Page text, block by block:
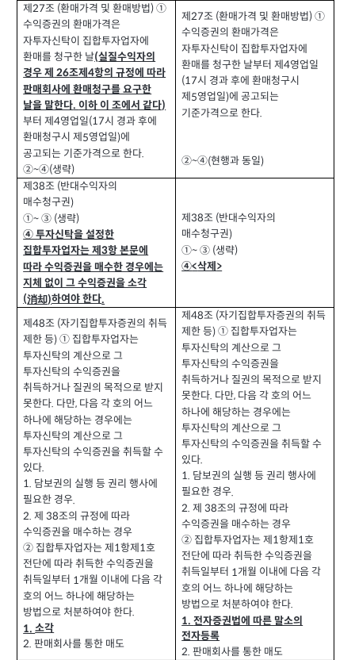
제27조 (환매가격 및 환매방법)①
수익증권의 환매가격은
자투자신탁이 집합투자업자에
환매를 청구한 날(실질수익자의
경우 제 26조제4항의 규정에 따라
판매회사에 환매청구를 요구한
날을 말한다. 이하 이 조에서 같다)
부터 제4영업일(17시 경과 후에
환매청구시 제 5영업일)에
공고되는 기준가격으로 한다.
②~④(생략)
제27조 (환매가격 및 환매방법)①
수익증권의 환매가격은
자투자신탁이 집합투자업자에
환매를 청구한 날부터 제4영업일
(17시 경과 후에 환매청구시
제 5영업일)에 공고되는
기준가격으로 한다.
②~④(현행과 동일)
제38조 (반대수익자의
매수청구권)
①~③ (생략)
④ 투자신탁을 설정한
집합투자업자는 제3항 본문에
따라 수익증권을 매수한 경우에는
지체 없이 그 수익증권을 소각
(消却)하여야 한다.
제38조 (반대수익자의
매수청구권)
①~③ (생략)
④<삭제 >
제48조 (자기집합투자증권의 취득
제한 등)① 집합투자업자는
투자신탁의 계산으로 그
투자신탁의 수익증권을
취득하거나 질권의 목적으로 받지
못한다. 다만, 다음 각 호의 어느
하나에 해당하는 경우에는
투자신탁의 계산으로 그
투자신탁의 수익증권을 취득할 수
있다.
1. 담보권의 실행 등 권리 행사에
필요한 경우.
2.제 38조의 규정에 따라
수익증권을 매수하는 경우
② 집합투자업자는 제 1항제 1호
전단에 따라 취득한 수익증권을
취득일부터 1개월 이내에 다음 각
호의 어느 하나에 해당하는
방법으로 처분하여야 한다.
1.소각
2.판매회사를 통한 매도
제48조 (자기집합투자증권의 취득
제한 등)① 집합투자업자는
투자신탁의 계산으로 그
투자신탁의 수익증권을
취득하거나 질권의 목적으로 받지
못한다. 다만, 다음 각 호의 어느
하나에 해당하는 경우에는
투자신탁의 계산으로 그
투자신탁의 수익증권을 취득할 수
있다.
1. 담보권의 실행 등 권리 행사에
필요한 경우.
2.제 38조의 규정에 따라
수익증권을 매수하는 경우
② 집합투자업자는 제 1항제 1호
전단에 따라 취득한 수익증권을
취득일부터 1개월 이내에 다음 각
호의 어느 하나에 해당하는
방법으로 처분하여야 한다.
1.전자증권법에 따른 말소의
전자등록
2.판매회사를 통한 매도